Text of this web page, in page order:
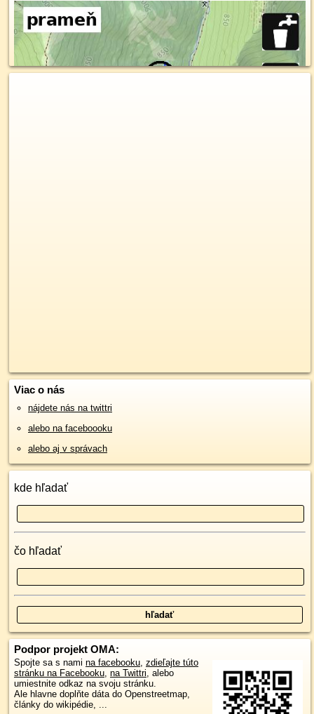
Viac o nás
nájdete nás na twittri
alebo na faceboooku
alebo aj v správach
kde hľadať
čo hľadať
Podpor projekt OMA:
Spojte sa s nami na facebooku, zdieľajte túto
stránku na Facebooku, na Twittri, alebo
umiestnite odkaz na svoju stránku.
Ale hlavne doplňte dáta do Openstreetmap,
články do wikipédie, ...